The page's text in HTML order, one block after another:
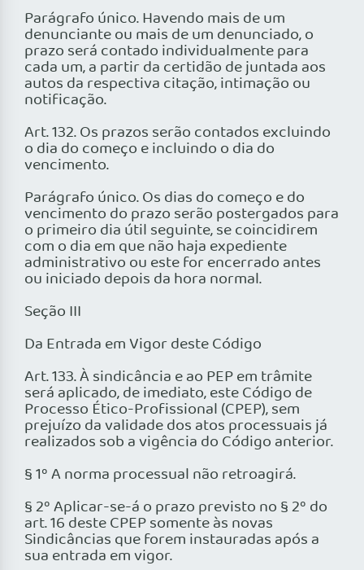
Parágrafo único. Havendo mais de um
denunciante ou mais de um denunciado, o
prazo será contado individualmente para
cada um, a partir da certidão de juntada aos
autos da respectiva citação, intimação ou
notificação.
Art. 132. Os prazos serão contados excluindo
o dia do começo e incluindo o dia do
vencimento.
Parágrafo único. Os dias do começo e do
vencimento do prazo serão postergados para
o primeiro dia útil seguinte, se coincidirem
com o dia em que não haja expediente
administrativo ou este for encerrado antes
ou iniciado depois da hora normal.
Seção III
Da Entrada em Vigor deste Código
Art. 133. À sindicância e ao PEP em trâmite
será aplicado, de imediato, este Código de
Processo Ético-Profissional (CPEP), sem
prejuízo da validade dos atos processuais já
realizados sob a vigência do Código anterior.
§ 1º A norma processual não retroagirá.
§ 2º Aplicar-se-á o prazo previsto no § 2º do
art. 16 deste CPEP somente às novas
Sindicâncias que forem instauradas após a
sua entrada em vigor.